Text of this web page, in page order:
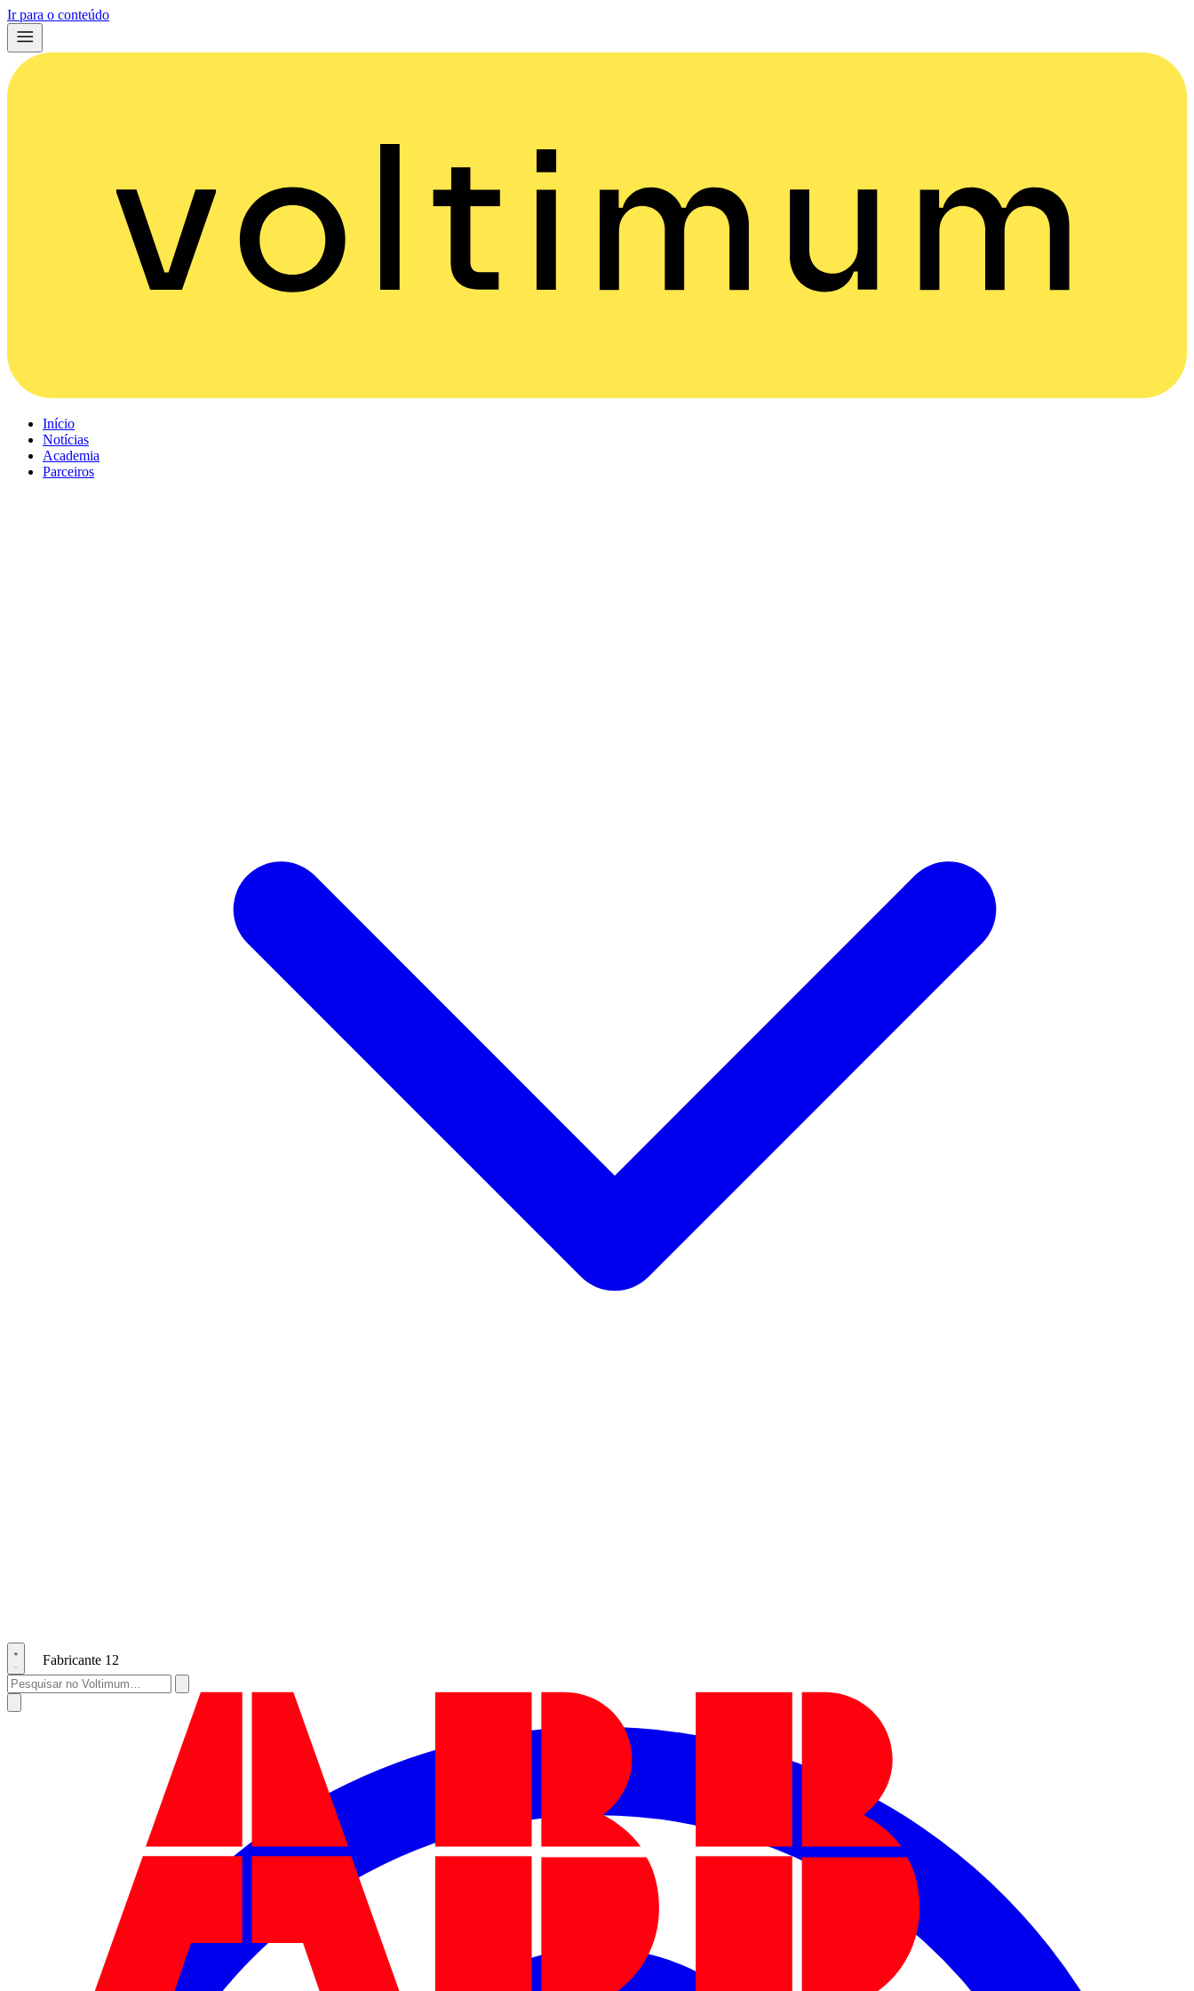
Ir para o conteúdo
Início
Notícias
Academia
Parceiros
Fabricante 12